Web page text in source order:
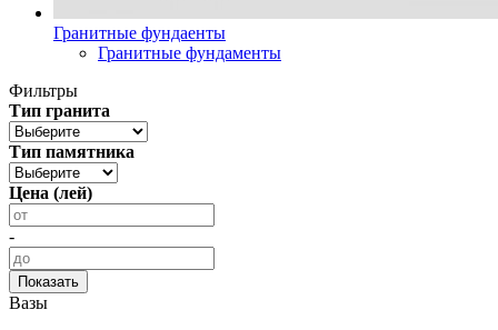
Гранитные фундаенты
Гранитные фундаменты
Фильтры
Тип гранита
Тип памятника
Цена (лей)
-
Вазы